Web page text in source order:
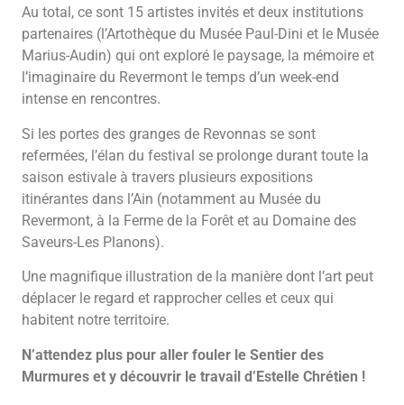
Au total, ce sont 15 artistes invités et deux institutions
partenaires (l’Artothèque du Musée Paul-Dini et le Musée
Marius-Audin) qui ont exploré le paysage, la mémoire et
l’imaginaire du Revermont le temps d’un week-end
intense en rencontres.
Si les portes des granges de Revonnas se sont
refermées, l’élan du festival se prolonge durant toute la
saison estivale à travers plusieurs expositions
itinérantes dans l’Ain (notamment au Musée du
Revermont, à la Ferme de la Forêt et au Domaine des
Saveurs-Les Planons).
Une magnifique illustration de la manière dont l’art peut
déplacer le regard et rapprocher celles et ceux qui
habitent notre territoire.
N’attendez plus pour aller fouler le Sentier des
Murmures et y découvrir le travail d’Estelle Chrétien !